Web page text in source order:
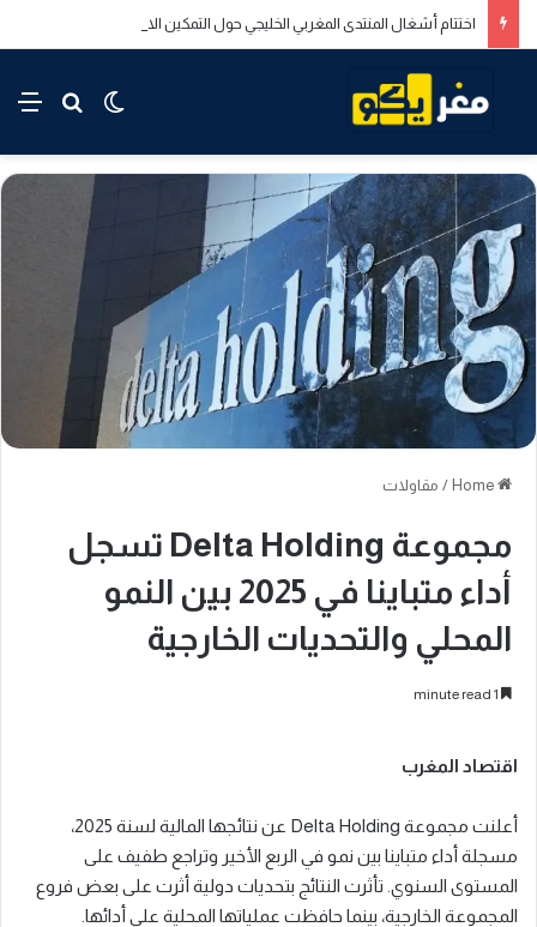
for
Switch skin
/ مقاولات
مجموعة Delta Holding تسجل
أداء متباينا في 2025 بين النمو
المحلي والتحديات الخارجية
اقتصاد المغرب
أعلنت مجموعة Delta Holding عن نتائجها المالية لسنة 2025،
مسجلة أداء متباينا بين نمو في الربع الأخير وتراجع طفيف على
المستوى السنوي. تأثرت النتائج بتحديات دولية أثرت على بعض فروع
المجموعة الخارجية، بينما حافظت عملياتها المحلية على أدائها.